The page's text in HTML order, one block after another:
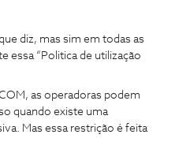
diz, mas sim em todas as
essa “Politica de utilização
as operadoras podem
quando existe uma
Mas essa restrição é feita